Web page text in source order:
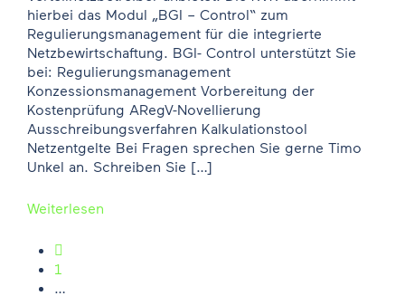
hierbei das Modul „BGI – Control“ zum
Regulierungsmanagement für die integrierte
Netzbewirtschaftung. BGI- Control unterstützt Sie
bei: Regulierungsmanagement
Konzessionsmanagement Vorbereitung der
Kostenprüfung ARegV-Novellierung
Ausschreibungsverfahren Kalkulationstool
Netzentgelte Bei Fragen sprechen Sie gerne Timo
Unkel an. Schreiben Sie […]
Weiterlesen
Seitennummerierung der Beiträge

1